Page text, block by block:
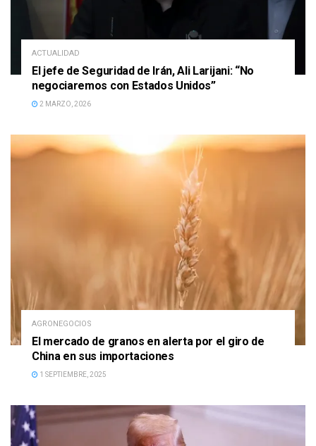
ACTUALIDAD
El jefe de Seguridad de Irán, Ali Larijani: “No
negociaremos con Estados Unidos”
2 MARZO, 2026
AGRONEGOCIOS
El mercado de granos en alerta por el giro de
China en sus importaciones
1 SEPTIEMBRE, 2025